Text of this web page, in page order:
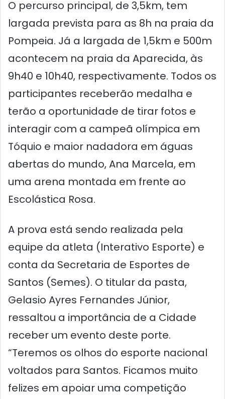
O percurso principal, de 3,5km, tem
largada prevista para as 8h na praia da
Pompeia. Já a largada de 1,5km e 500m
acontecem na praia da Aparecida, às
9h40 e 10h40, respectivamente. Todos os
participantes receberão medalha e
terão a oportunidade de tirar fotos e
interagir com a campeã olímpica em
Tóquio e maior nadadora em águas
abertas do mundo, Ana Marcela, em
uma arena montada em frente ao
Escolástica Rosa.
A prova está sendo realizada pela
equipe da atleta (Interativo Esporte) e
conta da Secretaria de Esportes de
Santos (Semes). O titular da pasta,
Gelasio Ayres Fernandes Júnior,
ressaltou a importância de a Cidade
receber um evento deste porte.
“Teremos os olhos do esporte nacional
voltados para Santos. Ficamos muito
felizes em apoiar uma competição